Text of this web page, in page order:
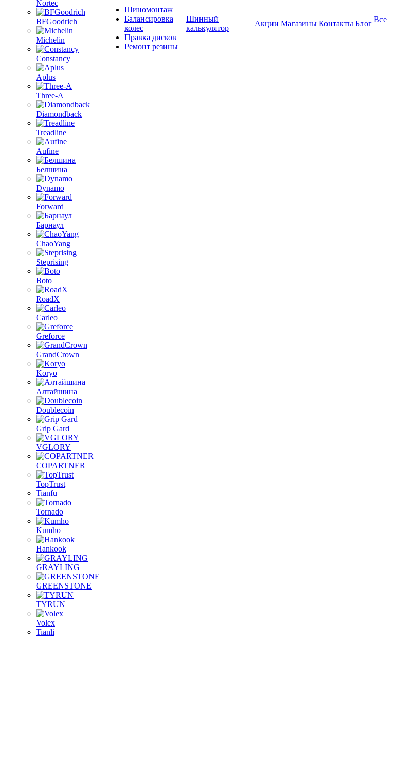
Nortec
BFGoodrich
Michelin
Constancy
Aplus
Three-A
Diamondback
Treadline
Aufine
Белшина
Dynamo
Forward
Барнаул
ChaoYang
Steprising
Boto
RoadX
Carleo
Greforce
GrandCrown
Koryo
Алтайшина
Doublecoin
Grip Gard
VGLORY
COPARTNER
TopTrust
Tianfu
Tornado
Kumho
Hankook
GRAYLING
GREENSTONE
TYRUN
Volex
Tianli
Шиномонтаж
Балансировка
колес
Правка дисков
Ремонт резины
Шинный
калькулятор
Акции Магазины Контакты Блог Все